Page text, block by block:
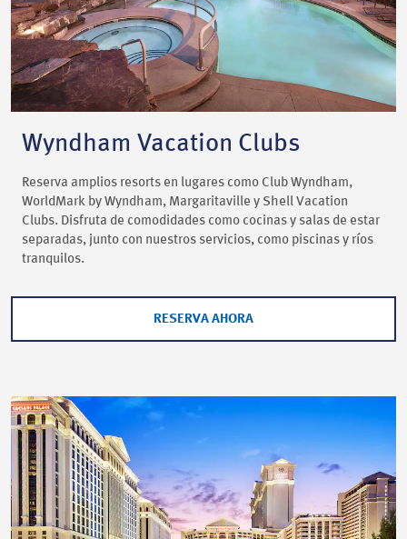
Wyndham Vacation Clubs
Reserva amplios resorts en lugares como Club Wyndham,
WorldMark by Wyndham, Margaritaville y Shell Vacation
Clubs. Disfruta de comodidades como cocinas y salas de estar
separadas, junto con nuestros servicios, como piscinas y ríos
tranquilos.
RESERVA AHORA